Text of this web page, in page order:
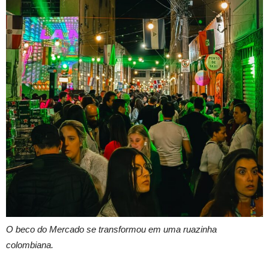
O beco do Mercado se transformou em uma ruazinha
colombiana.